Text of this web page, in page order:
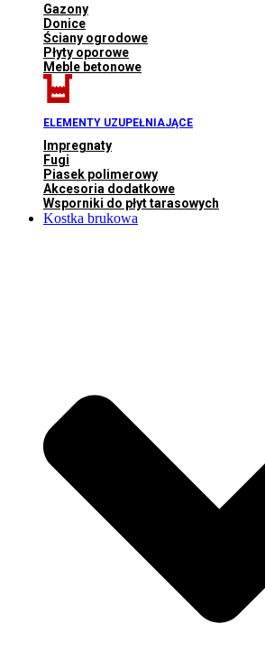
Gazony
Donice
Ściany ogrodowe
Płyty oporowe
Meble betonowe
ELEMENTY UZUPEŁNIAJĄCE
Impregnaty
Fugi
Piasek polimerowy
Akcesoria dodatkowe
Wsporniki do płyt tarasowych
Kostka brukowa